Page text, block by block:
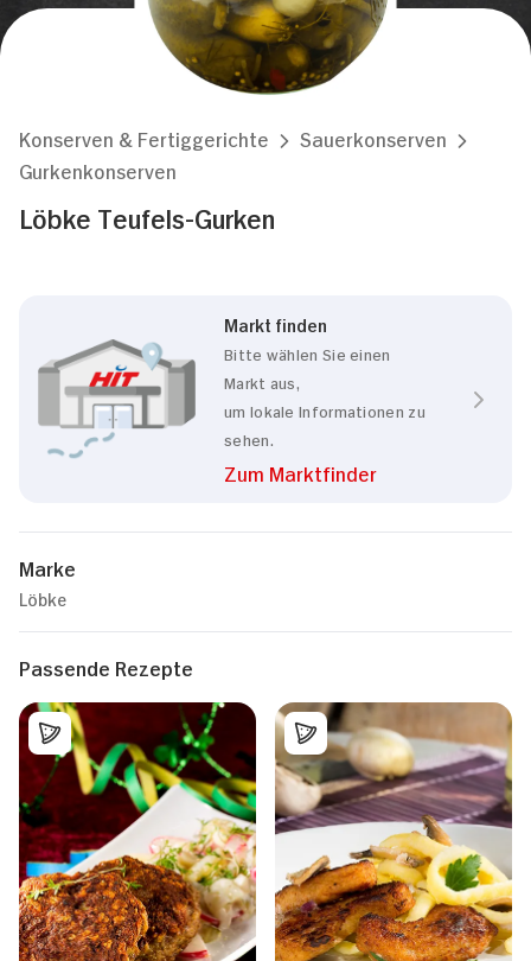
Konserven & Fertiggerichte
Sauerkonserven
Gurkenkonserven
Löbke Teufels-Gurken
Markt finden
Bitte wählen Sie einen
Markt aus,
um lokale Informationen zu
sehen.
Zum Marktfinder
Marke
Löbke
Passende Rezepte